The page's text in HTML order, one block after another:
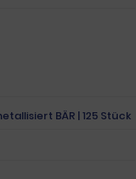
BÄR | 125 Stück